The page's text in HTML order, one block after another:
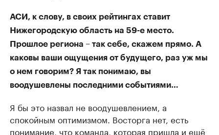
АСИ, к слову, в своих рейтингах ставит
Нижегородскую область на 59-е место.
Прошлое региона – так себе, скажем прямо. А
каковы ваши ощущения от будущего, раз уж мы
о нем говорим? Я так понимаю, вы
воодушевлены последними событиями…
Я бы это назвал не воодушевлением, а
спокойным оптимизмом. Восторга нет, есть
понимание, что команда, которая пришла и ещё